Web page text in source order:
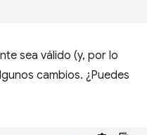
sea válido (y, por lo
cambios. ¿Puedes